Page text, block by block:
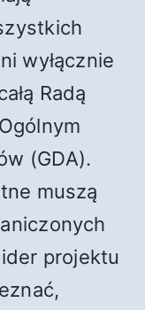
wyłącznie
Radą
(GDA).
muszą
projektu